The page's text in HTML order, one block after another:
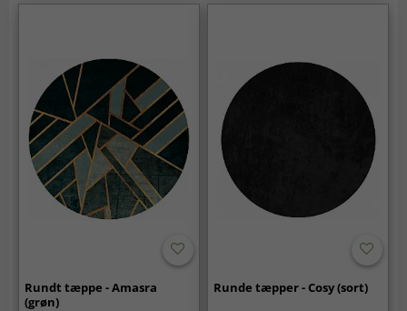
Rundt tæppe - Amasra
(grøn)
Runde tæpper - Cosy (sort)